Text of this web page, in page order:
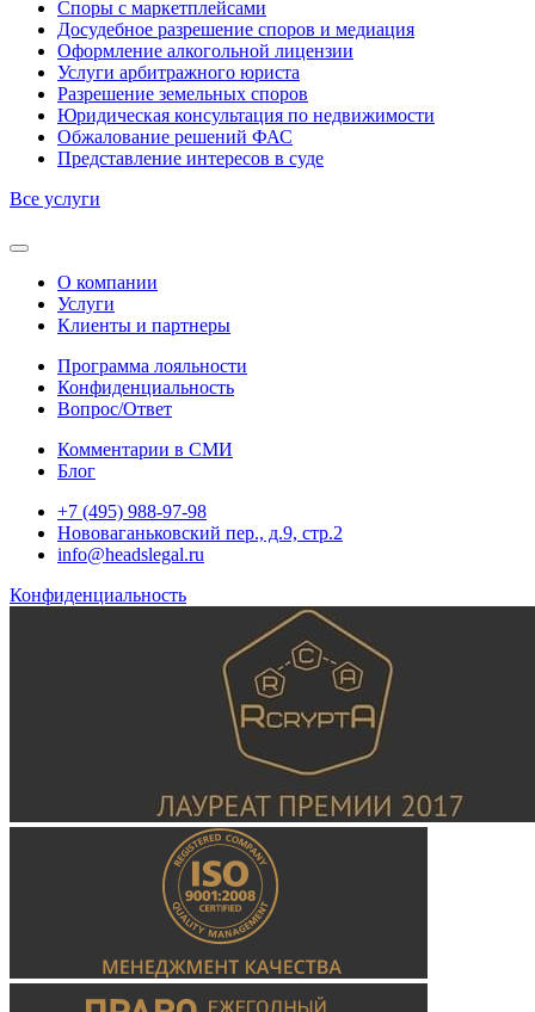
Споры с маркетплейсами
Досудебное разрешение споров и медиация
Оформление алкогольной лицензии
Услуги арбитражного юриста
Разрешение земельных споров
Юридическая консультация по недвижимости
Обжалование решений ФАС
Представление интересов в суде
Все услуги
О компании
Услуги
Клиенты и партнеры
Программа лояльности
Конфиденциальность
Вопрос/Ответ
Комментарии в СМИ
Блог
+7 (495) 988-97-98
Нововаганьковский пер., д.9, стр.2
info@headslegal.ru
Конфиденциальность